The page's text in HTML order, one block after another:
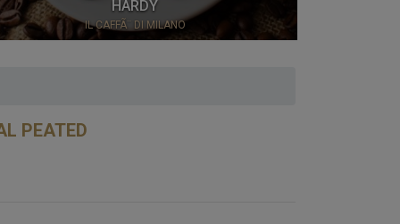
HARDY
IL CAFFÃ¨ DI MILANO
PEATED